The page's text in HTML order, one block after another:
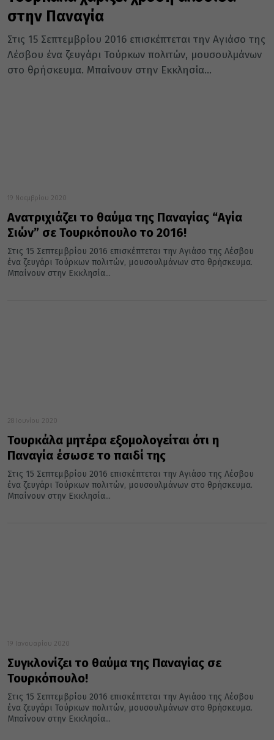
στην Παναγία
Στις 15 Σεπτεμβρίου 2016 επισκέπτεται την Αγιάσο της
Λέσβου ένα ζευγάρι Τούρκων πολιτών, μουσουλμάνων
στο θρήσκευμα. Μπαίνουν στην Εκκλησία...
19 Νοεμβρίου 2020
Ανατριχιάζει το θαύμα της Παναγίας “Αγία
Σιών” σε Τουρκόπουλο το 2016!
Στις 15 Σεπτεμβρίου 2016 επισκέπτεται την Αγιάσο της Λέσβου
ένα ζευγάρι Τούρκων πολιτών, μουσουλμάνων στο θρήσκευμα.
Μπαίνουν στην Εκκλησία...
28 Ιουνίου 2020
Τουρκάλα μητέρα εξομολογείται ότι η
Παναγία έσωσε το παιδί της
Στις 15 Σεπτεμβρίου 2016 επισκέπτεται την Αγιάσο της Λέσβου
ένα ζευγάρι Τούρκων πολιτών, μουσουλμάνων στο θρήσκευμα.
Μπαίνουν στην Εκκλησία...
19 Ιανουαρίου 2020
Συγκλονίζει το θαύμα της Παναγίας σε
Τουρκόπουλο!
Στις 15 Σεπτεμβρίου 2016 επισκέπτεται την Αγιάσο της Λέσβου
ένα ζευγάρι Τούρκων πολιτών, μουσουλμάνων στο θρήσκευμα.
Μπαίνουν στην Εκκλησία...